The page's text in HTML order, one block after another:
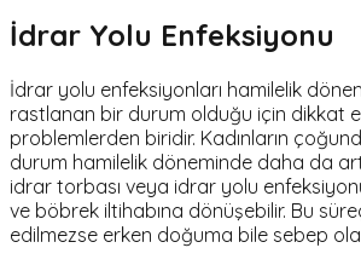
İdrar Yolu Enfeksiyonu
İdrar yolu enfeksiyonları hamilelik
rastlanan bir durum olduğu için dikkat
problemlerden biridir. Kadınların
durum hamilelik döneminde daha da
idrar torbası veya idrar yolu
ve böbrek iltihabına dönüşebilir. Bu
edilmezse erken doğuma bile sebep